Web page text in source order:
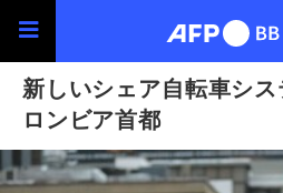
新しいシェア自転車シ
ロンビア首都